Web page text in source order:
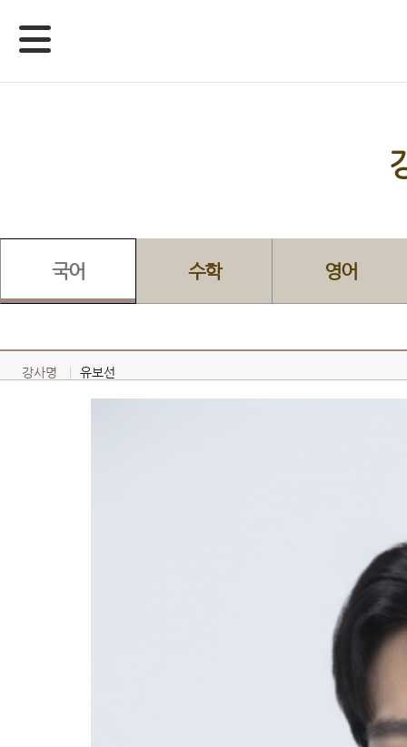
국어 수학 영어
강사명 유보선